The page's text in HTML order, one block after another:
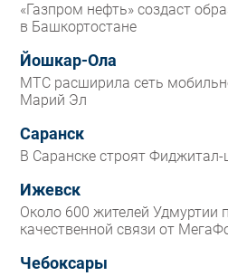
«Газпром нефть» создаст
в Башкортостане
Йошкар-Ола
МТС расширила сеть
Марий Эл
Саранск
В Саранске строят Фиджитал-
Ижевск
Около 600 жителей Удмуртии
качественной связи от
Чебоксары